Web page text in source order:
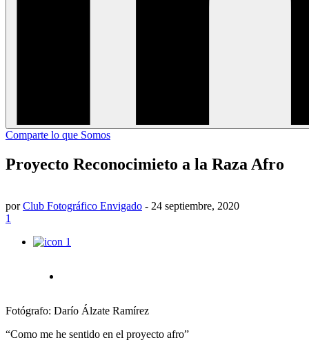
Comparte lo que Somos
Proyecto Reconocimieto a la Raza Afro
porClub Fotográfico Envigado - 24 septiembre, 2020
1
1
Fotógrafo: Darío Álzate Ramírez
“Como me he sentido en el proyecto afro”